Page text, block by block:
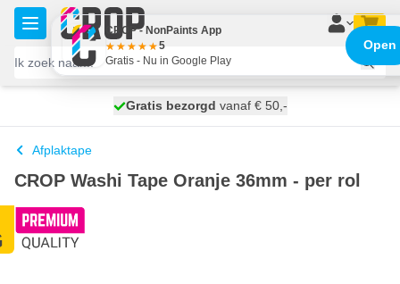
Ga naar de inhoud
morgen bezorgd
Gratis bezorgd vanaf € 50,-
100 dagen
Afplaktape
CROP Washi Tape Oranje 36mm - per rol
CROP - NonPaints App
5
Gratis - Nu in Google Play
Open